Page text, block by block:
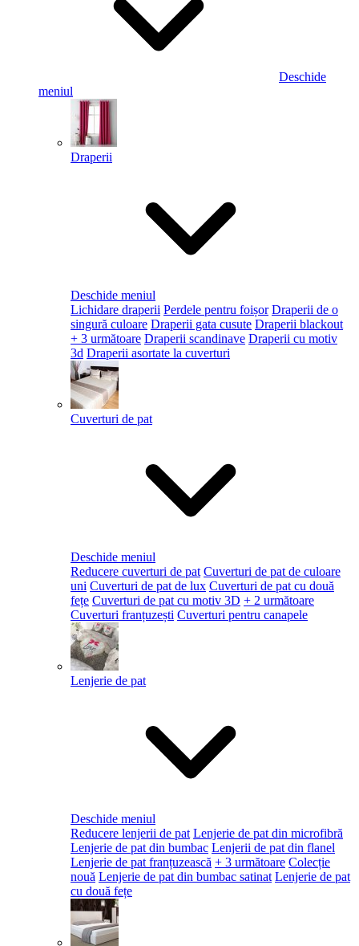
Deschide
meniul
Draperii
Deschide meniul
Lichidare draperii Perdele pentru foișor Draperii de o
singură culoare Draperii gata cusute Draperii blackout
+ 3 următoare Draperii scandinave Draperii cu motiv
3d Draperii asortate la cuverturi
Cuverturi de pat
Deschide meniul
Reducere cuverturi de pat Cuverturi de pat de culoare
uni Cuverturi de pat de lux Cuverturi de pat cu două
fețe Cuverturi de pat cu motiv 3D + 2 următoare
Cuverturi franțuzești Cuverturi pentru canapele
Lenjerie de pat
Deschide meniul
Reducere lenjerii de pat Lenjerie de pat din microfibră
Lenjerie de pat din bumbac Lenjerii de pat din flanel
Lenjerie de pat franțuzească + 3 următoare Colecție
nouă Lenjerie de pat din bumbac satinat Lenjerie de pat
cu două fețe